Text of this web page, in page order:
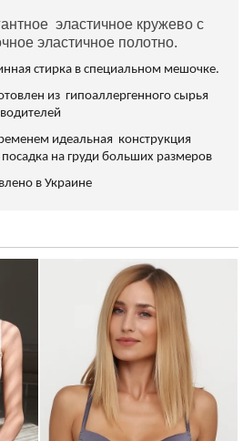
эластичное кружево с
эластичное полотно.
стирка в специальном мешочке.
из гипоаллергенного сырья
идеальная конструкция
на груди больших размеров
в Украине